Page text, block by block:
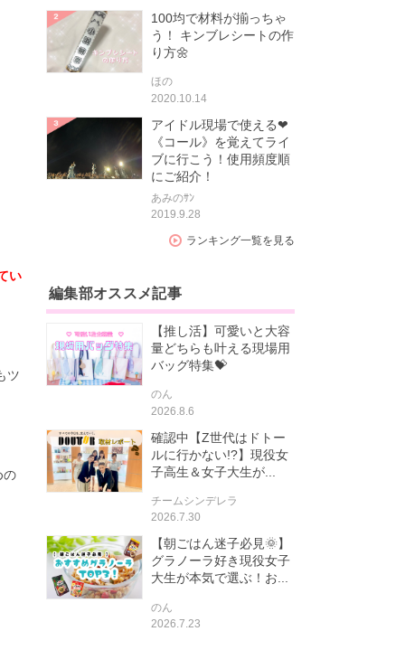
い
ツ
の
100均で材料が揃っちゃ
う！ キンブレシートの作
り方🌼
ほの
2020.10.14
アイドル現場で使える❤
《コール》を覚えてライ
ブに行こう！使用頻度順
にご紹介！
あみのｻﾝ
2019.9.28
ランキング一覧を見る
編集部オススメ記事
【推し活】可愛いと大容
量どちらも叶える現場用
バッグ特集💝
のん
2026.8.6
確認中【Z世代はドトー
ルに行かない!?】現役女
子高生＆女子大生が...
チームシンデレラ
2026.7.30
【朝ごはん迷子必見🌞】
グラノーラ好き現役女子
大生が本気で選ぶ！お...
のん
2026.7.23